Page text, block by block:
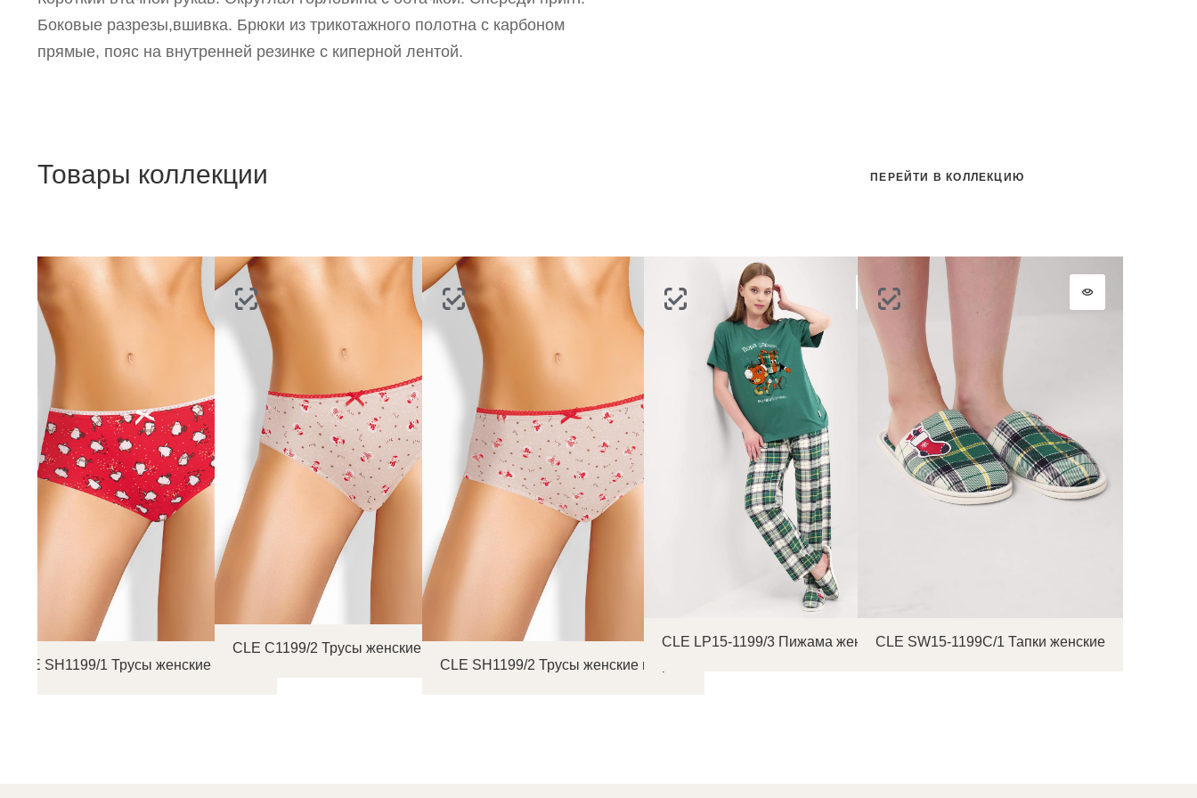
Боковые разрезы,вшивка. Брюки из трикотажного полотна с карбоном
прямые, пояс на внутренней резинке с киперной лентой.
Товары коллекции
CLE SH1199/1 Трусы женские шорты
CLE C1199/2 Трусы женские слипы
CLE SH1199/2 Трусы женские шорты
CLE LP15-1199/3 Пижама женскаяCLE SW15-1199C/1 Тапки женские
ПЕРЕЙТИ В КОЛЛЕКЦИЮ